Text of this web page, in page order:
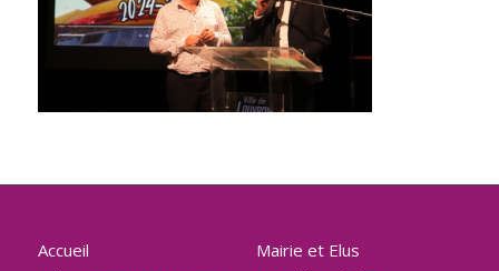
Accueil
Mairie et Elus